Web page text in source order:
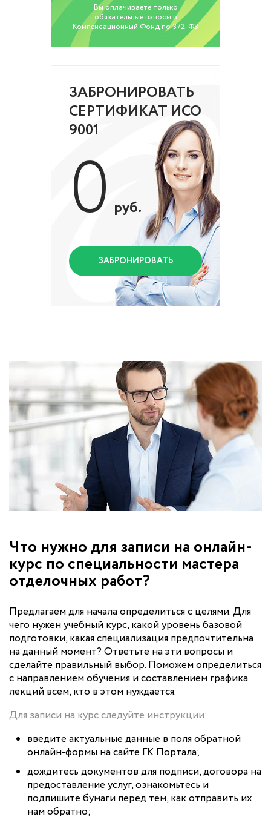
Вы оплачиваете только
обязательные взносы в
Компенсационный Фонд по 372-ФЗ
ЗАБРОНИРОВАТЬ
СЕРТИФИКАТ ИСО
9001
0 руб.
ЗАБРОНИРОВАТЬ
Что нужно для записи на онлайн-
курс по специальности мастера
отделочных работ?
Предлагаем для начала определиться с целями. Для
чего нужен учебный курс, какой уровень базовой
подготовки, какая специализация предпочтительна
на данный момент? Ответьте на эти вопросы и
сделайте правильный выбор. Поможем определиться
с направлением обучения и составлением графика
лекций всем, кто в этом нуждается.
Для записи на курс следуйте инструкции:
введите актуальные данные в поля обратной
онлайн-формы на сайте ГК Портала;
дождитесь документов для подписи, договора на
предоставление услуг, ознакомьтесь и
подпишите бумаги перед тем, как отправить их
нам обратно;